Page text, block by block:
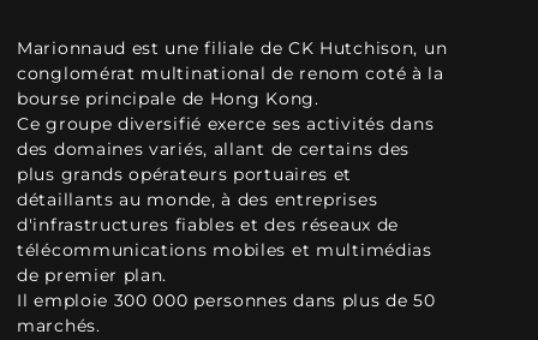
Marionnaud est une filiale de CK Hutchison, un
conglomérat multinational de renom coté à la
bourse principale de Hong Kong.
Ce groupe diversifié exerce ses activités dans
des domaines variés, allant de certains des
plus grands opérateurs portuaires et
détaillants au monde, à des entreprises
d'infrastructures fiables et des réseaux de
télécommunications mobiles et multimédias
de premier plan.
Il emploie 300 000 personnes dans plus de 50
marchés.